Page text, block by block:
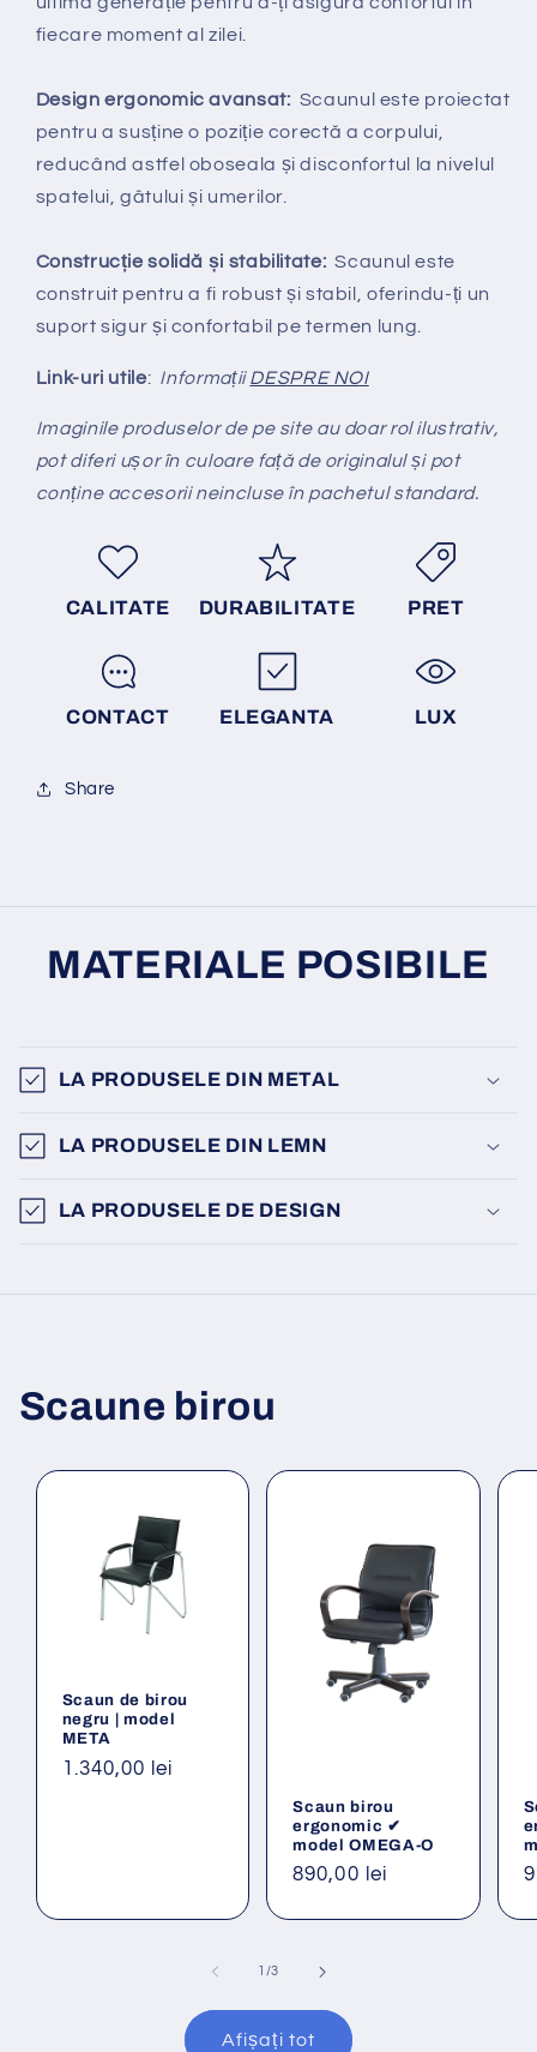
fiecare moment al zilei.
Design ergonomic avansat: Scaunul este proiectat
pentru a susține o poziție corectă a corpului,
reducând astfel oboseala și disconfortul la nivelul
spatelui, gâtului și umerilor.
Construcție solidă și stabilitate:Scaunul este
construit pentru a fi robust și stabil, oferindu-ți un
suport sigur și confortabil pe termen lung.
Link-uri utile: InformațiiDESPRE NOI
Imaginile produselor de pe site au doar rol ilustrativ,
pot diferi ușor în culoare față de originalul și pot
conține accesorii neincluse în pachetul standard.
CALITATE DURABILITATE PRET
CONTACT ELEGANTA LUX
Share
MATERIALE POSIBILE
LA PRODUSELE DIN METAL
LA PRODUSELE DIN LEMN
LA PRODUSELE DE DESIGN
Scaune birou
Scaun de birou
negru | model
META
Preț
1.340,00 lei
Scaun birou
ergonomic ✔
model OMEGA-O
Preț
890,00 lei
/din
3
Afișați tot